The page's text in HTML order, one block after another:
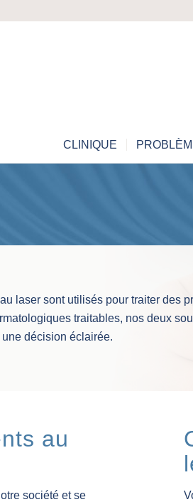
CLINIQUE
laser sont utilisés pour traiter des
traitables, nos deux
décision éclairée.
au
société et se